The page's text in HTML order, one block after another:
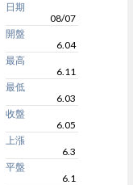
日期
08/07
開盤
6.04
最高
6.11
最低
6.03
收盤
6.05
上漲
6.3
平盤
6.1